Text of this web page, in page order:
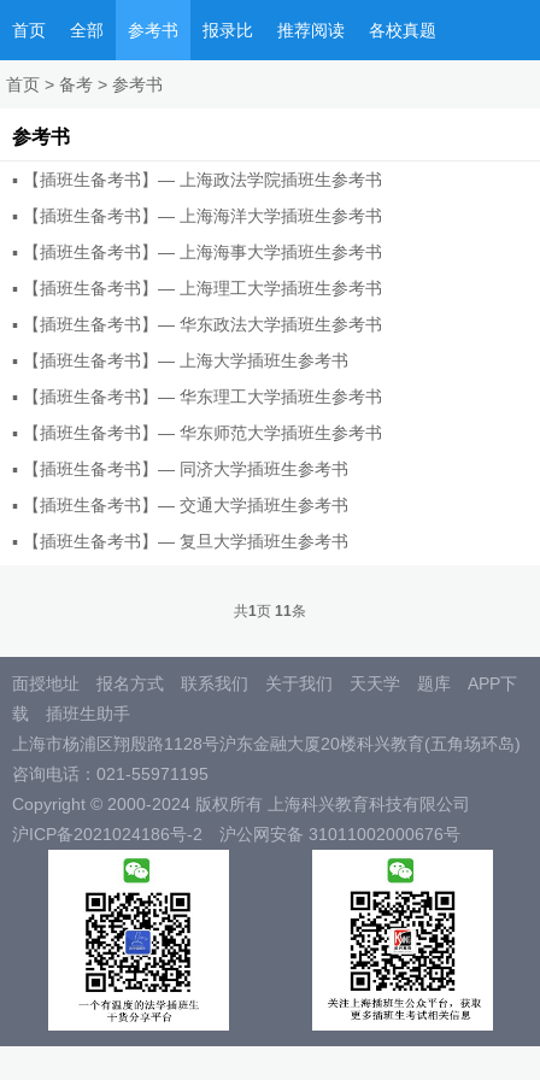
首页 全部 参考书 报录比 推荐阅读 各校真题
首页 > 备考 > 参考书
参考书
▪
【插班生备考书】— 上海政法学院插班生参考书
▪
【插班生备考书】— 上海海洋大学插班生参考书
▪
【插班生备考书】— 上海海事大学插班生参考书
▪
【插班生备考书】— 上海理工大学插班生参考书
▪
【插班生备考书】— 华东政法大学插班生参考书
▪
【插班生备考书】— 上海大学插班生参考书
▪
【插班生备考书】— 华东理工大学插班生参考书
▪
【插班生备考书】— 华东师范大学插班生参考书
▪
【插班生备考书】— 同济大学插班生参考书
▪
【插班生备考书】— 交通大学插班生参考书
▪
【插班生备考书】— 复旦大学插班生参考书
共1页 11条
面授地址 报名方式 联系我们 关于我们 天天学 题库
APP下
载
插班生助手
上海市杨浦区翔殷路1128号沪东金融大厦20楼科兴教育(五角场环岛)
咨询电话：021-55971195
Copyright © 2000-2024 版权所有 上海科兴教育科技有限公司
沪ICP备2021024186号-2
沪公网安备 31011002000676号